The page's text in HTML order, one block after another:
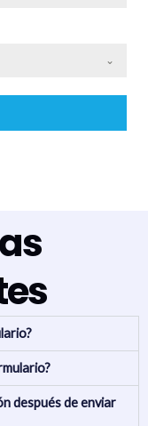
después de enviar